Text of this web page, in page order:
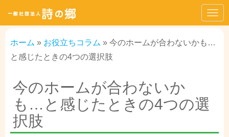
N
v
o
ホーム » お役立ちコラム » 今のホームが合わないかも…
と感じたときの4つの選択肢
今のホームが合わないか
も…と感じたときの4つの選
択肢